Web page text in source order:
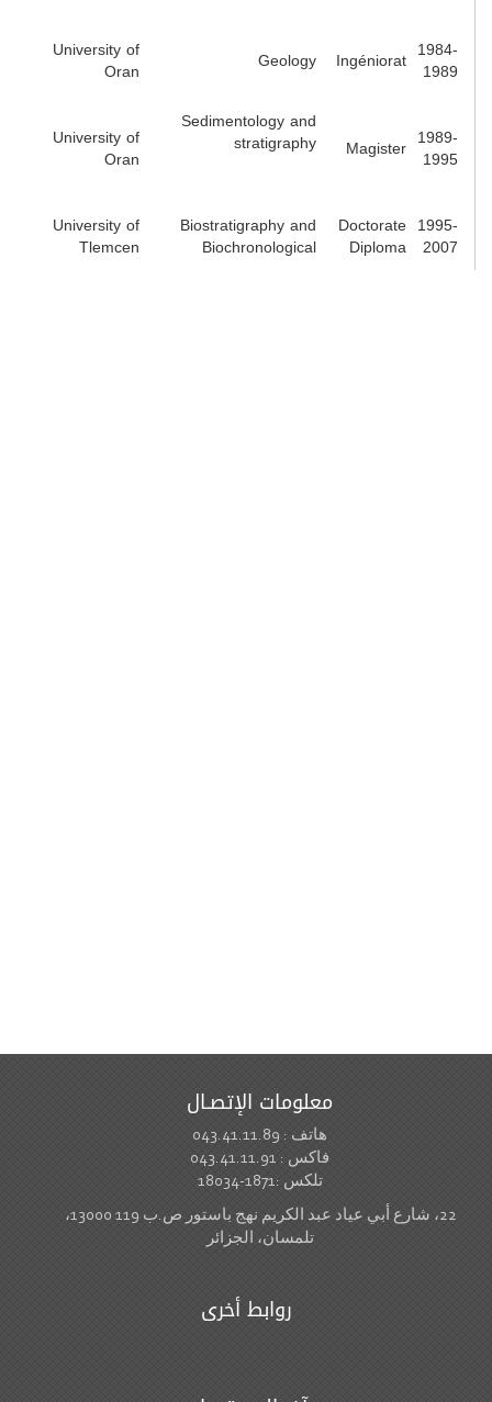
1984-
1989
Ingéniorat
Geology
University of
Oran
1989-
1995
Magister
Sedimentology and
stratigraphy
University of
Oran
1995-
2007
Doctorate
Diploma
Biostratigraphy and
Biochronological
University of
Tlemcen
معلومات الإتصـال
هاتف : 043.41.11.89
فاكس : 043.41.11.91
تلكس :1871-18034
22، شارع أبي عياد عبد الكريم نهج باستور ص.ب 119 13000،
تلمسان، الجزائر
روابط أخرى